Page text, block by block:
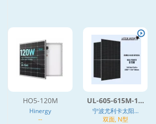
HO5-120M
Hinergy
--
UL-605-615M-1...
宁波尤利卡太阳...
双面, N型